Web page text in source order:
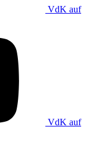
VdK auf
VdK auf